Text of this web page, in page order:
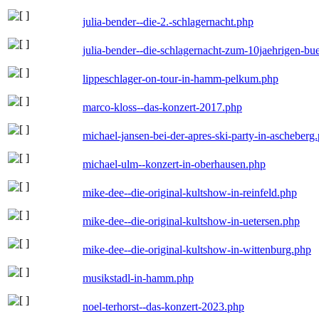
julia-bender--die-2.-schlagernacht.php
julia-bender--die-schlagernacht-zum-10jaehrigen-
lippeschlager-on-tour-in-hamm-pelkum.php
marco-kloss--das-konzert-2017.php
michael-jansen-bei-der-apres-ski-party-in-
michael-ulm--konzert-in-oberhausen.php
mike-dee--die-original-kultshow-in-reinfeld.php
mike-dee--die-original-kultshow-in-uetersen.php
mike-dee--die-original-kultshow-in-wittenburg.php
musikstadl-in-hamm.php
noel-terhorst--das-konzert-2023.php